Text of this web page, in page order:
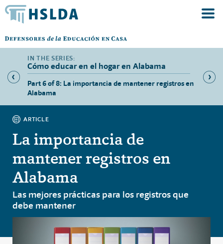
Cómo educar en el hogar en Alabama
Part 6 of 8: La importancia de mantener registros en
Alabama
Part 7
ARTICLE
La importancia de
mantener registros en
Alabama
Las mejores prácticas para los registros que
debe mantener